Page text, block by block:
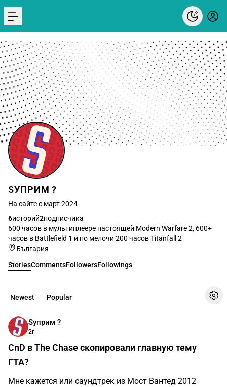
menu
SУПРИМ ?
На сайте с март 2024
6историй2подписчика
600 часов в мультиплеере настоящей Modern Warfare 2, 600+
часов в Battlefield 1 и по мелочи 200 часов Titanfall 2
България
StoriesCommentsFollowersFollowings
Newest Popular
Sуприм ?
2г
CnD в The Chase скопировали главную тему
ГТА?
Мне кажется или саундтрек из Мост Вантед 2012